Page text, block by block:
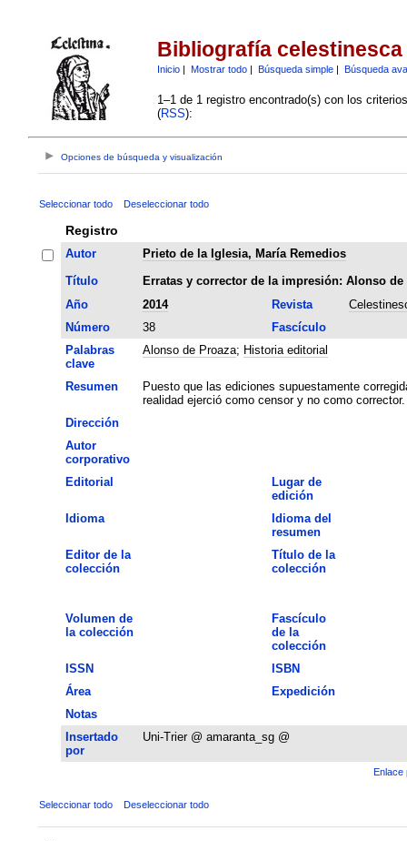
Bibliografía celestinesca
Inicio| Mostrar todo| Búsqueda simple| Búsqueda
1–1 de 1 registro encontrado(s) con los
(RSS):
Opciones de búsqueda y visualización
Seleccionar todo Deseleccionar todo
Registro
Autor
Prieto de la Iglesia, María Remedios
Título
Erratas y corrector de la impresión: Alonso
Año
2014 Revista
Número
38
Fascículo
Palabras
clave
Alonso de Proaza; Historia editorial
Resumen
Puesto que las ediciones supuestamente
realidad ejerció como censor y no como corrector.
Dirección
Autor
corporativo
Editorial
Lugar de
edición
Idioma
Idioma del
resumen
Editor de la
colección
Título de la
colección
Volumen de
la colección
Fascículo
de la
colección
ISSN
ISBN
Área
Expedición
Notas
Insertado
por
Uni-Trier @ amaranta_sg @
Enlace
Seleccionar todo Deseleccionar todo